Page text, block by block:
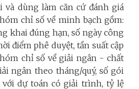
và dùng làm căn cứ đánh giá
chỉ số về minh bạch gồm:
khai đúng hạn, số ngày công
điểm phê duyệt, tần suất cập
chỉ số về giải ngân - chất
ngân theo tháng/quý, số gói
với dự toán có giải trình, tỷ lệ